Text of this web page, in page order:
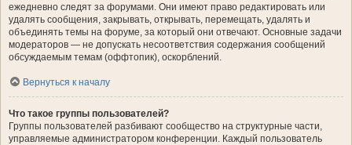
ежедневно следят за форумами. Они имеют право редактировать или
удалять сообщения, закрывать, открывать, перемещать, удалять и
объединять темы на форуме, за который они отвечают. Основные задачи
модераторов — не допускать несоответствия содержания сообщений
обсуждаемым темам (оффтопик), оскорблений.
Вернуться к началу
Что такое группы пользователей?
Группы пользователей разбивают сообщество на структурные части,
управляемые администратором конференции. Каждый пользователь